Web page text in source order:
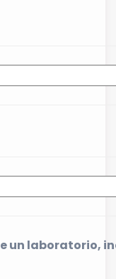
un laboratorio,